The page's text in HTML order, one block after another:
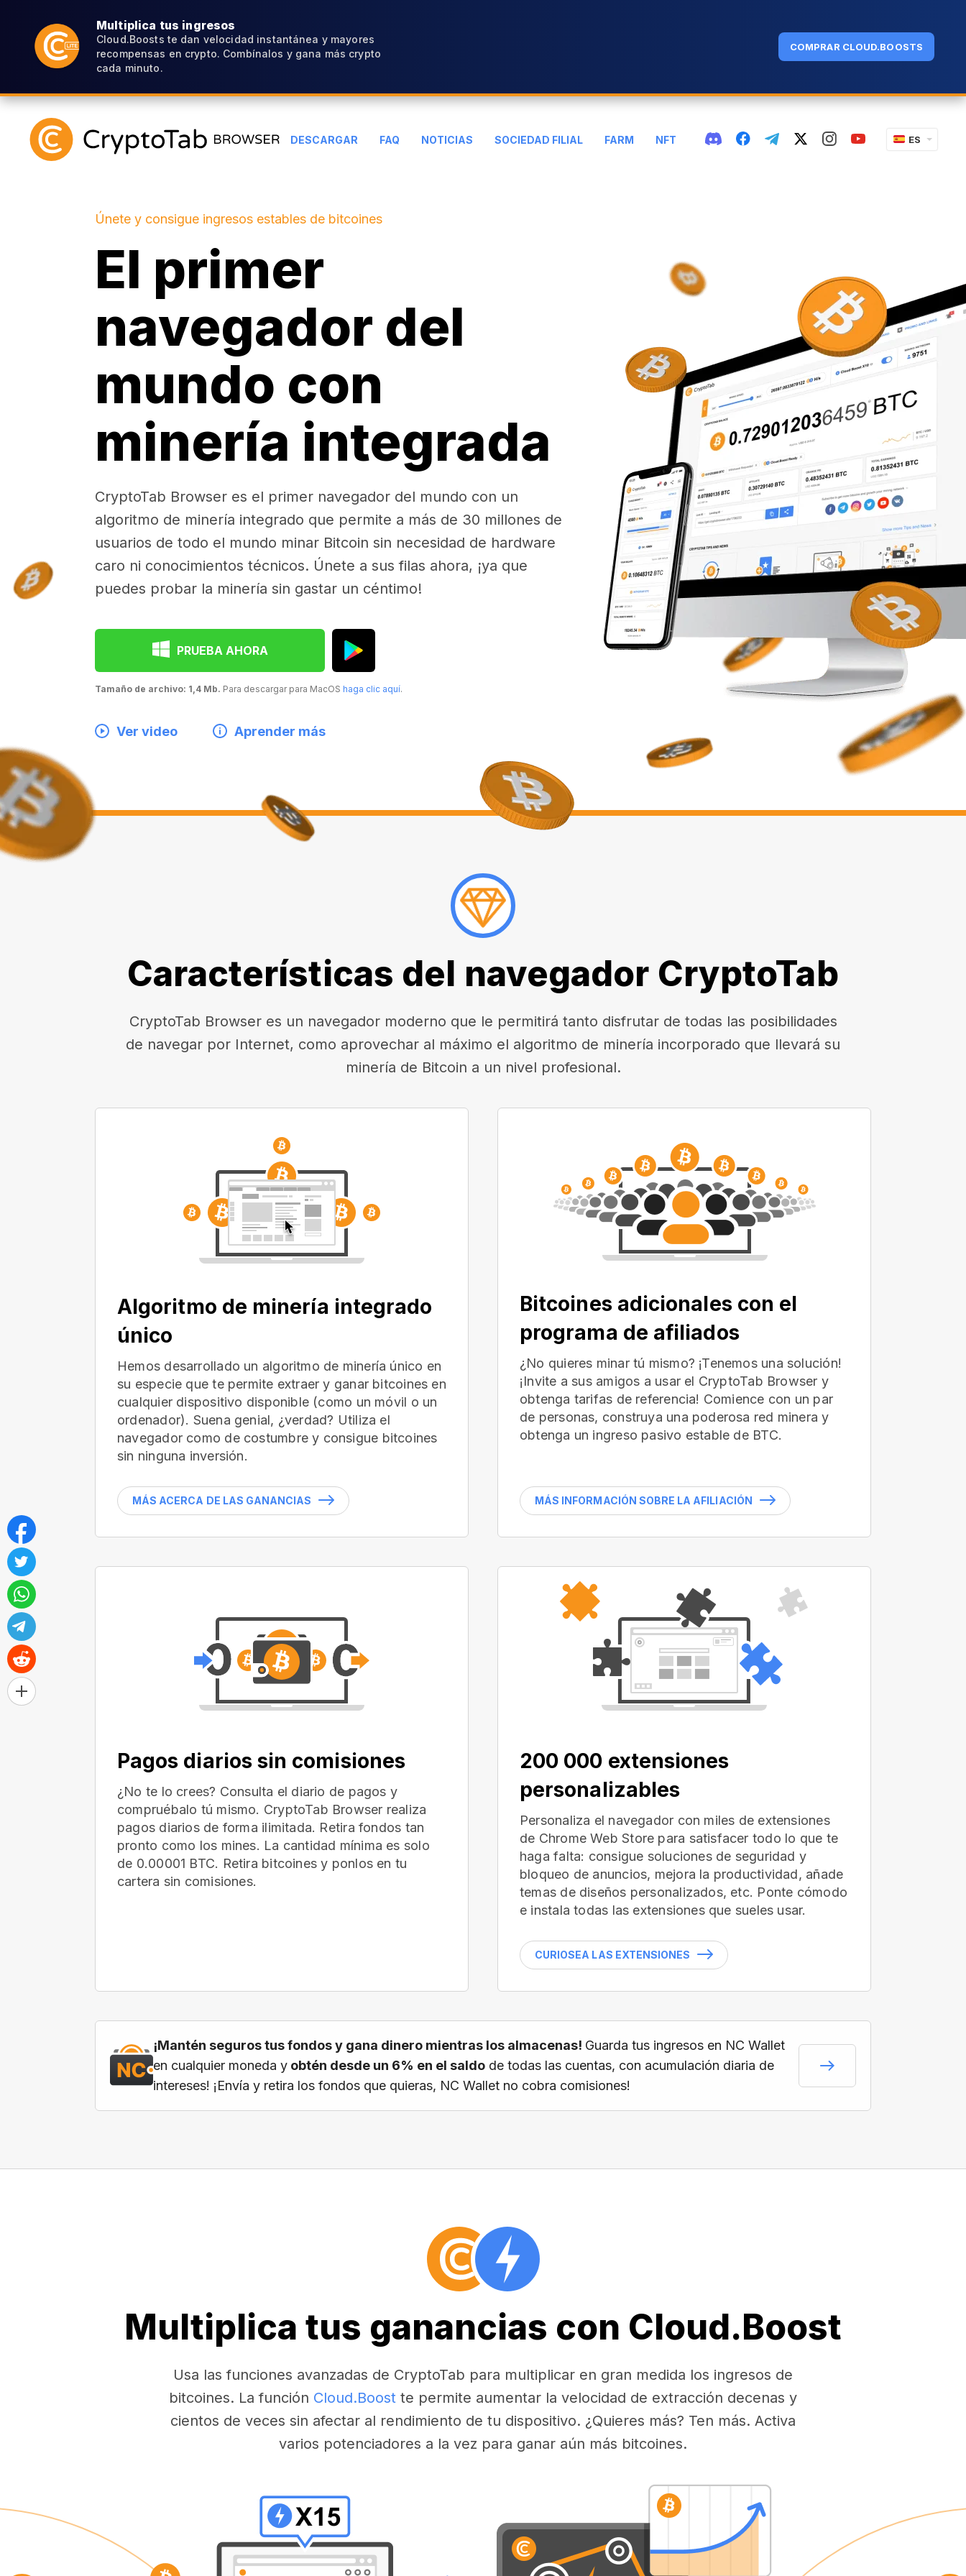
Multiplica tus ingresos
Cloud.Boosts te dan velocidad instantánea y mayores
recompensas en crypto. Combínalos y gana más crypto
cada minuto.
COMPRAR CLOUD.BOOSTS
DESCARGAR FAQ NOTICIAS SOCIEDAD FILIAL FARM NFT ES
Únete y consigue ingresos estables de bitcoines
El primer
navegador del
mundo con
minería integrada
CryptoTab Browser es el primer navegador del mundo con un
algoritmo de minería integrado que permite a más de 30 millones de
usuarios de todo el mundo minar Bitcoin sin necesidad de hardware
caro ni conocimientos técnicos. Únete a sus filas ahora, ¡ya que
puedes probar la minería sin gastar un céntimo!
PRUEBA AHORA
Tamaño de archivo: 1,4 Mb. Para descargar para MacOS haga clic aquí.
Ver video Aprender más
Características del navegador CryptoTab
CryptoTab Browser es un navegador moderno que le permitirá tanto disfrutar de todas las posibilidades
de navegar por Internet, como aprovechar al máximo el algoritmo de minería incorporado que llevará su
minería de Bitcoin a un nivel profesional.
Algoritmo de minería integrado
único
Hemos desarrollado un algoritmo de minería único en
su especie que te permite extraer y ganar bitcoines en
cualquier dispositivo disponible (como un móvil o un
ordenador). Suena genial, ¿verdad? Utiliza el
navegador como de costumbre y consigue bitcoines
sin ninguna inversión.
MÁS ACERCA DE LAS GANANCIAS
Bitcoines adicionales con el
programa de afiliados
¿No quieres minar tú mismo? ¡Tenemos una solución!
¡Invite a sus amigos a usar el CryptoTab Browser y
obtenga tarifas de referencia! Comience con un par
de personas, construya una poderosa red minera y
obtenga un ingreso pasivo estable de BTC.
MÁS INFORMACIÓN SOBRE LA AFILIACIÓN
Pagos diarios sin comisiones
¿No te lo crees? Consulta el diario de pagos y
compruébalo tú mismo. CryptoTab Browser realiza
pagos diarios de forma ilimitada. Retira fondos tan
pronto como los mines. La cantidad mínima es solo
de 0.00001 BTC. Retira bitcoines y ponlos en tu
cartera sin comisiones.
200 000 extensiones
personalizables
Personaliza el navegador con miles de extensiones
de Chrome Web Store para satisfacer todo lo que te
haga falta: consigue soluciones de seguridad y
bloqueo de anuncios, mejora la productividad, añade
temas de diseños personalizados, etc. Ponte cómodo
e instala todas las extensiones que sueles usar.
CURIOSEA LAS EXTENSIONES
¡Mantén seguros tus fondos y gana dinero mientras los almacenas! Guarda tus ingresos en NC Wallet
en cualquier moneda y obtén desde un 6% en el saldo de todas las cuentas, con acumulación diaria de
intereses! ¡Envía y retira los fondos que quieras, NC Wallet no cobra comisiones!
Multiplica tus ganancias con Cloud.Boost
Usa las funciones avanzadas de CryptoTab para multiplicar en gran medida los ingresos de
bitcoines. La función Cloud.Boost te permite aumentar la velocidad de extracción decenas y
cientos de veces sin afectar al rendimiento de tu dispositivo. ¿Quieres más? Ten más. Activa
varios potenciadores a la vez para ganar aún más bitcoines.